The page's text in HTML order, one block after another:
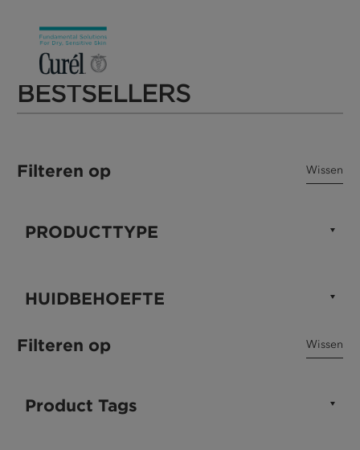
BESTSELLERS
Filteren op Wissen
Product Tags
Filteren op Wissen
PRODUCTTYPE
HUIDBEHOEFTE